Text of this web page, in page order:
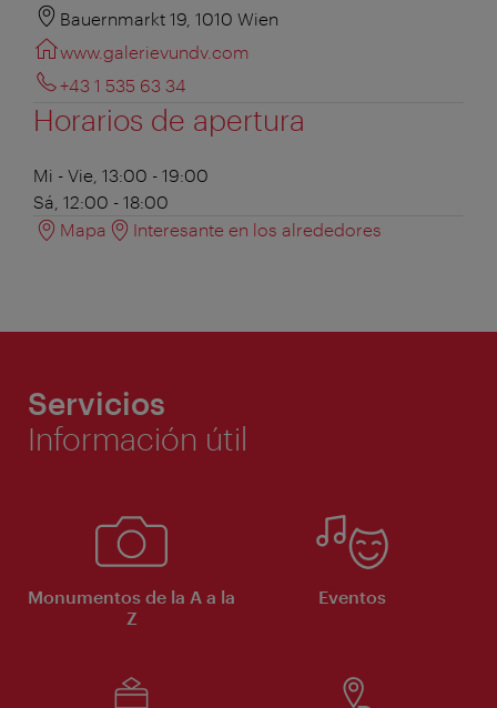
Bauernmarkt 19, 1010 Wien
www.galerievundv.com
+43 1 535 63 34
Horarios de apertura
Mi - Vie, 13:00 - 19:00
Sá, 12:00 - 18:00
Mapa
Interesante en los alrededores
Servicios
Información útil
Monumentos de la A a la
Z
Eventos